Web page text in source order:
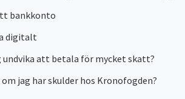
bankkonto
digitalt
undvika att betala för mycket skatt?
om jag har skulder hos Kronofogden?